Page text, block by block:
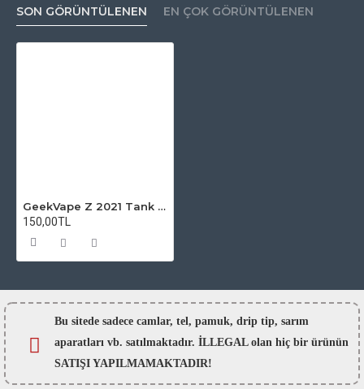
SON GÖRÜNTÜLENEN EN ÇOK GÖRÜNTÜLENEN
GeekVape Z 2021 Tank Atomizer Camı
150,00TL
Bu sitede sadece camlar, tel, pamuk, drip tip, sarım
aparatları vb. satılmaktadır. İLLEGAL olan hiç bir ürünün
SATIŞI YAPILMAMAKTADIR!